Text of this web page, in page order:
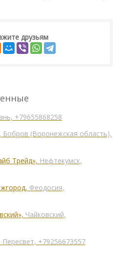
друзьям
+79655868258
Бобров (Воронежская область),
Трейд», Нефтекумск,
Феодосия,
Чайковский,
Пересвет, +79256673557